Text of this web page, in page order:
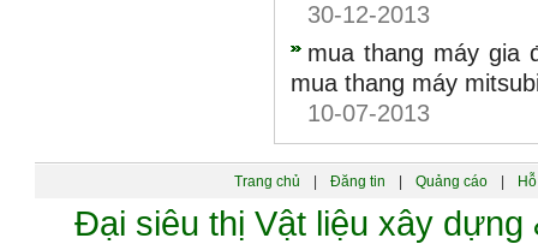
30-12-2013
mua thang máy gia
mua thang máy
10-07-2013
Trang chủ Đăng tin Quảng cáo
Đại siêu thị Vật liệu xây